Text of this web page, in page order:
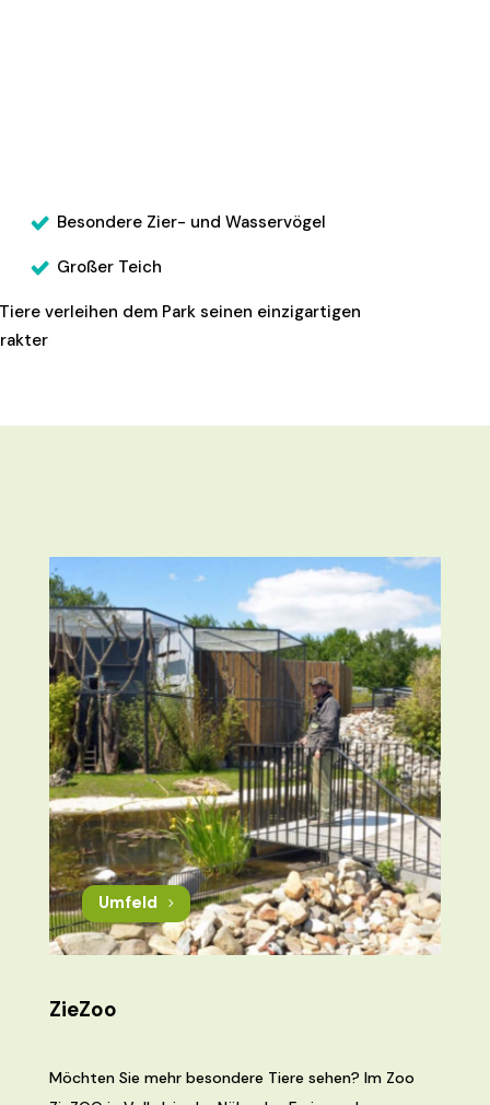
Besondere Zier- und Wasservögel
Großer Teich
verleihen dem Park seinen einzigartigen
Umfeld
ZieZoo
Möchten Sie mehr besondere Tiere sehen? Im Zoo